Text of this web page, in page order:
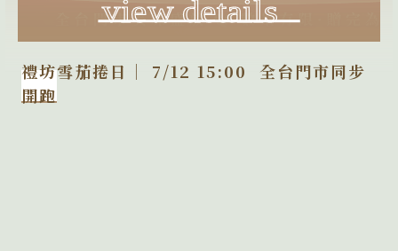
禮坊雪茄捲日｜ 7/12 15:00 全台門市同步
開跑